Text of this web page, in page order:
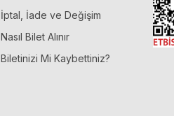
İptal, İade ve Değişim
Nasıl Bilet Alınır
Biletinizi Mi Kaybettiniz?